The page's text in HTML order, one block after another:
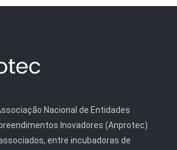
Nacional de Entidades
Inovadores (Anprotec)
entre incubadoras de